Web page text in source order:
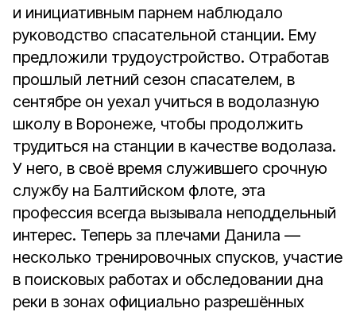
и инициативным парнем наблюдало
руководство спасательной станции. Ему
предложили трудоустройство. Отработав
прошлый летний сезон спасателем, в
сентябре он уехал учиться в водолазную
школу в Воронеже, чтобы продолжить
трудиться на станции в качестве водолаза.
У него, в своё время служившего срочную
службу на Балтийском флоте, эта
профессия всегда вызывала неподдельный
интерес. Теперь за плечами Данила —
несколько тренировочных спусков, участие
в поисковых работах и обследовании дна
реки в зонах официально разрешённых